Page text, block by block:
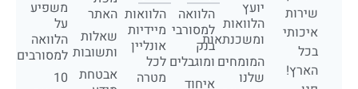
שירות
איכותי
בכל
הארץ!
יועץ
הלוואות
ומשכנתאות
המומחים
שלנו
הלוואה
למסורבי
בנק
ומוגבלים
איחוד
הלוואות
מיידיות
אונליין
לכל
מטרה
האתר
שאלות
ותשובות
אבטחת
משפיע
על
הלוואה
למסורבים
10